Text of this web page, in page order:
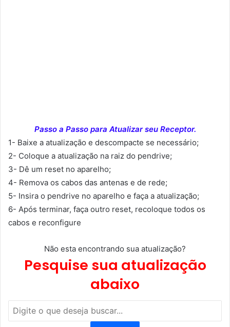
Passo a Passo para Atualizar seu Receptor.
1- Baixe a atualização e descompacte se necessário;
2- Coloque a atualização na raiz do pendrive;
3- Dê um reset no aparelho;
4- Remova os cabos das antenas e de rede;
5- Insira o pendrive no aparelho e faça a atualização;
6- Após terminar, faça outro reset, recoloque todos os
cabos e reconfigure
Não esta encontrando sua atualização?
Pesquise sua atualização
abaixo